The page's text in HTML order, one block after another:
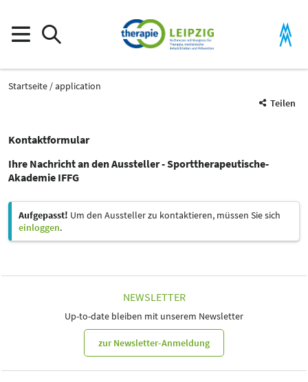
Startseite
application
Teilen
Kontaktformular
Ihre Nachricht an den Aussteller - Sporttherapeutische-
Akademie IFFG
Aufgepasst! Um den Aussteller zu kontaktieren, müssen Sie sich
einloggen.
NEWSLETTER
Up-to-date bleiben mit unserem Newsletter
zur Newsletter-Anmeldung